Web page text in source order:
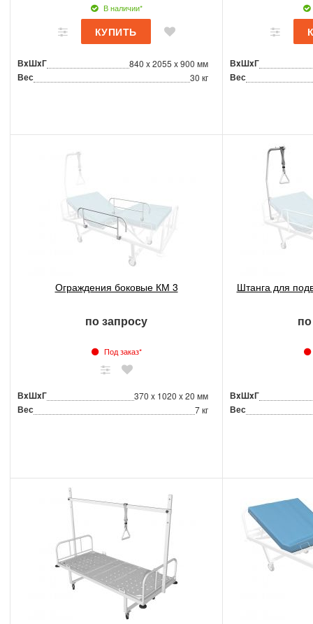
В наличии*
ВxШxГ 840 x 2055 x 900 мм
Вес 30 кг
ВxШxГ
Вес
Ограждения боковые КМ 3
по запросу
Под заказ*
ВxШxГ 370 x 1020 x 20 мм
Вес 7 кг
Штанга для
ВxШxГ
Вес